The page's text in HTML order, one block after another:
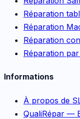
Réparation
Réparation
Réparation
Réparation
Informations
À propos de
QualiRépar —